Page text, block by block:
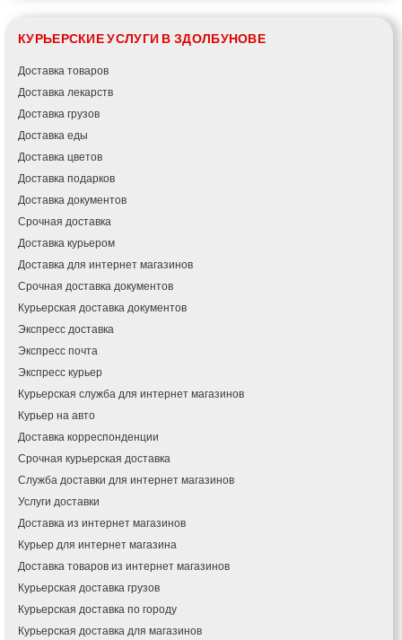
КУРЬЕРСКИЕ УСЛУГИ В ЗДОЛБУНОВЕ
Доставка товаров
Доставка лекарств
Доставка грузов
Доставка еды
Доставка цветов
Доставка подарков
Доставка документов
Срочная доставка
Доставка курьером
Доставка для интернет магазинов
Срочная доставка документов
Курьерская доставка документов
Экспресс доставка
Экспресс почта
Экспресс курьер
Курьерская служба для интернет магазинов
Курьер на авто
Доставка корреспонденции
Срочная курьерская доставка
Служба доставки для интернет магазинов
Услуги доставки
Доставка из интернет магазинов
Курьер для интернет магазина
Доставка товаров из интернет магазинов
Курьерская доставка грузов
Курьерская доставка по городу
Курьерская доставка для магазинов
Фонтанка
Гадяч
Гатное
Глеваха
Горишние Плавни
Гостомель
Харьков
Херсон
Хмельницкий
Хмельник
Ирпень
Ивано-Франковск
Измаил
Кагарлык
Калуш
Каменец-Подольский
Каменка
Каменское
Канев
Казатин
Киев
Кобеляки
Коцюбинское
Конотоп
Коростень
Корсунь-Шевченковский
Костополь
Ковель
Козин
Красноград